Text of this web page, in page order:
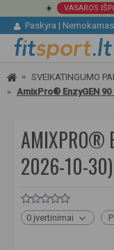
☀️ VASAROS
Paskyra |
SVEIKATINGUMO
AMIXPRO®
2026-10-30)
0 įvertinimai